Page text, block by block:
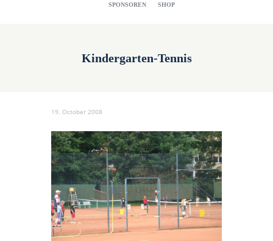
SPONSOREN SHOP
Kindergarten-Tennis
19. October 2008